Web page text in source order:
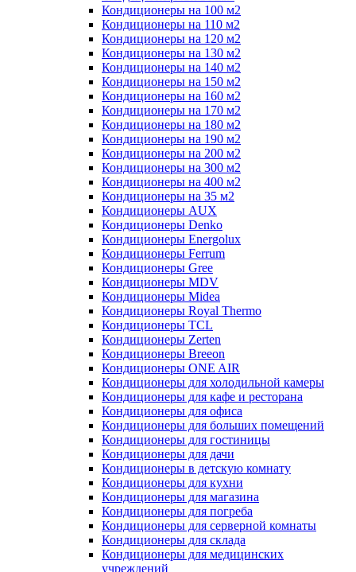
Кондиционеры на 100 м2
Кондиционеры на 110 м2
Кондиционеры на 120 м2
Кондиционеры на 130 м2
Кондиционеры на 140 м2
Кондиционеры на 150 м2
Кондиционеры на 160 м2
Кондиционеры на 170 м2
Кондиционеры на 180 м2
Кондиционеры на 190 м2
Кондиционеры на 200 м2
Кондиционеры на 300 м2
Кондиционеры на 400 м2
Кондиционеры на 35 м2
Кондиционеры AUX
Кондиционеры Denko
Кондиционеры Energolux
Кондиционеры Ferrum
Кондиционеры Gree
Кондиционеры MDV
Кондиционеры Midea
Кондиционеры Royal Thermo
Кондиционеры TCL
Кондиционеры Zerten
Кондиционеры Breeon
Кондиционеры ONE AIR
Кондиционеры для холодильной камеры
Кондиционеры для кафе и ресторана
Кондиционеры для офиса
Кондиционеры для больших помещений
Кондиционеры для гостиницы
Кондиционеры для дачи
Кондиционеры в детскую комнату
Кондиционеры для кухни
Кондиционеры для магазина
Кондиционеры для погреба
Кондиционеры для серверной комнаты
Кондиционеры для склада
Кондиционеры для медицинских
учреждений